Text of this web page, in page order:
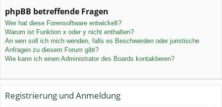
phpBB betreffende Fragen
Wer hat diese Forensoftware entwickelt?
Warum ist Funktion x oder y nicht enthalten?
An wen soll ich mich wenden, falls es Beschwerden oder juristische
Anfragen zu diesem Forum gibt?
Wie kann ich einen Administrator des Boards kontaktieren?
Registrierung und Anmeldung